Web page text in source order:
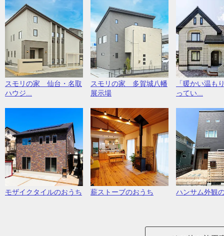
スモリの家 仙台・名取
ハウジ...
スモリの家 多賀城八幡
展示場
「暖かい温も
ってい...
モザイクタイルのおうち 薪ストーブのおうち ハンサム外観